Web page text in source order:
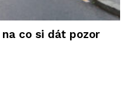
co si dát pozor